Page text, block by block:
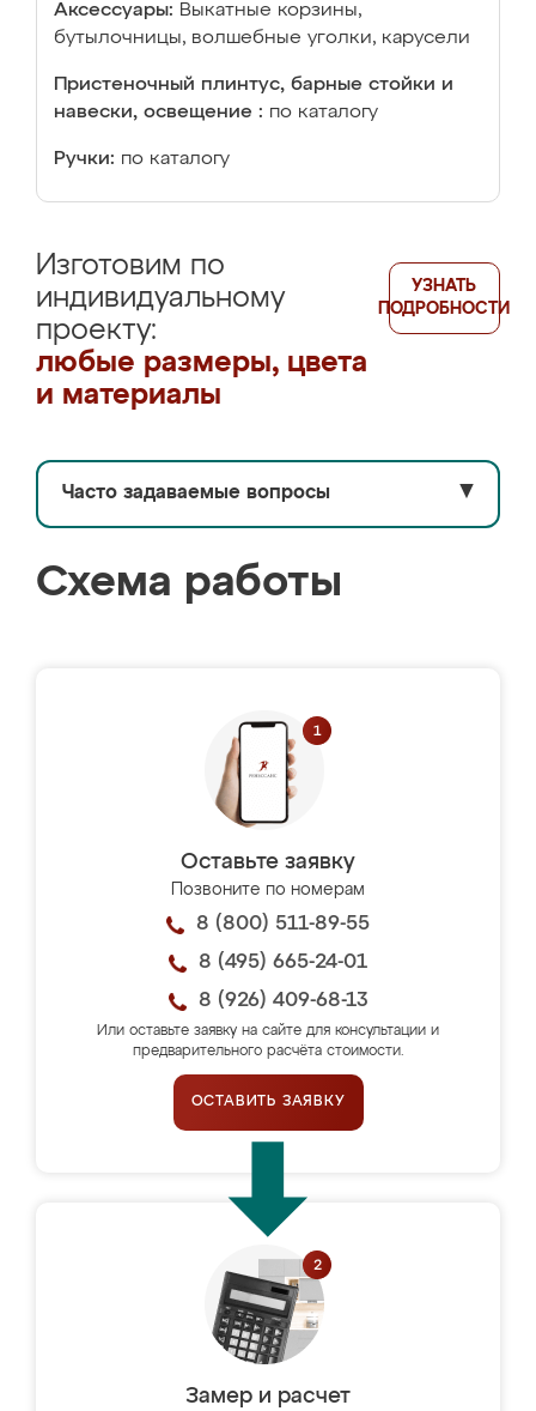
Аксессуары: Выкатные корзины,
бутылочницы, волшебные уголки, карусели
Пристеночный плинтус, барные стойки и
навески, освещение : по каталогу
Ручки: по каталогу
Изготовим по
индивидуальному
проекту:
любые размеры, цвета
и материалы
УЗНАТЬ
ПОДРОБНОСТИ
Часто задаваемые вопросы ▼
Схема работы
Оставьте заявку
Позвоните по номерам
8 (800) 511-89-55
8 (495) 665-24-01
8 (926) 409-68-13
Или оставьте заявку на сайте для консультации и
предварительного расчёта стоимости.
ОСТАВИТЬ ЗАЯВКУ
Замер и расчет